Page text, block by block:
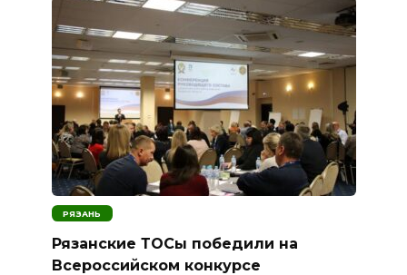
РЯЗАНЬ
Рязанские ТОСы победили на
Всероссийском конкурсе